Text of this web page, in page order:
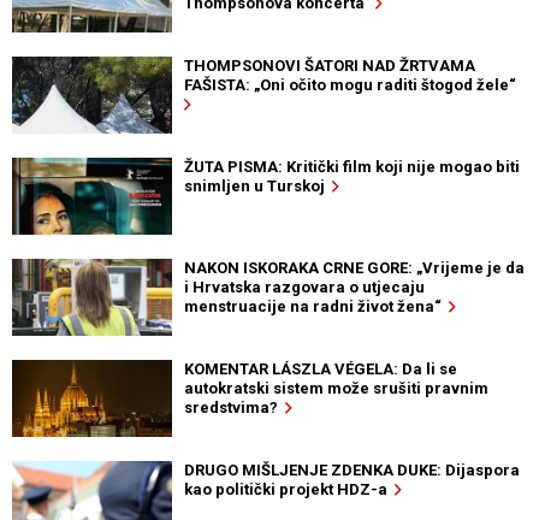
THOMPSONOVI ŠATORI NAD ŽRTVAMA
FAŠISTA: „Oni očito mogu raditi štogod žele“
ŽUTA PISMA: Kritički film koji nije mogao biti
snimljen u Turskoj
NAKON ISKORAKA CRNE GORE: „Vrijeme je da
i Hrvatska razgovara o utjecaju
menstruacije na radni život žena“
KOMENTAR LÁSZLA VÉGELA: Da li se
autokratski sistem može srušiti pravnim
sredstvima?
DRUGO MIŠLJENJE ZDENKA DUKE: Dijaspora
kao politički projekt HDZ-a